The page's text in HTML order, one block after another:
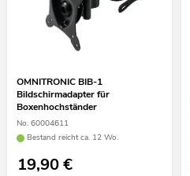
OMNITRONIC BIB-1
Bildschirmadapter für
Boxenhochständer
No. 60004611
Bestand reicht ca. 12 Wo.
19,90€